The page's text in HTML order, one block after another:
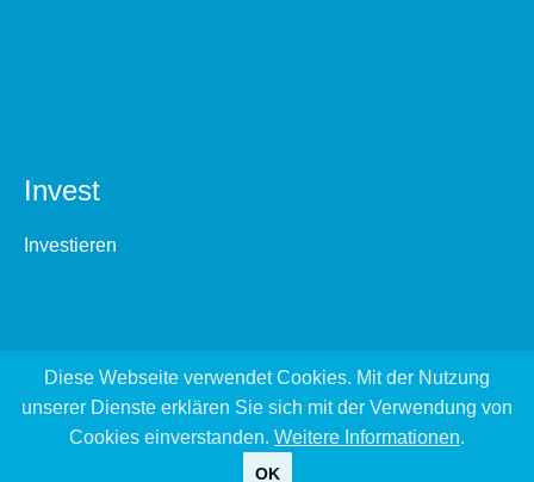
Invest
Investieren
Diese Webseite verwendet Cookies. Mit der Nutzung
unserer Dienste erklären Sie sich mit der Verwendung von
Cookies einverstanden. Weitere Informationen.
OK